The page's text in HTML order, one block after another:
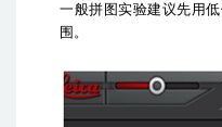
一般拼图实验建议先用
围。